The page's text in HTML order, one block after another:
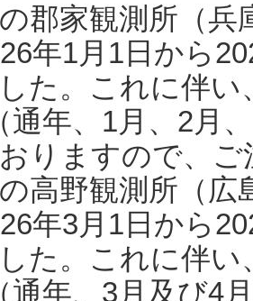
郡家観測所（
年1月1日から
た。これに伴い
通年、1月、2月
りますので、
高野観測所（
年3月1日から
た。これに伴い
通年、3月及び4